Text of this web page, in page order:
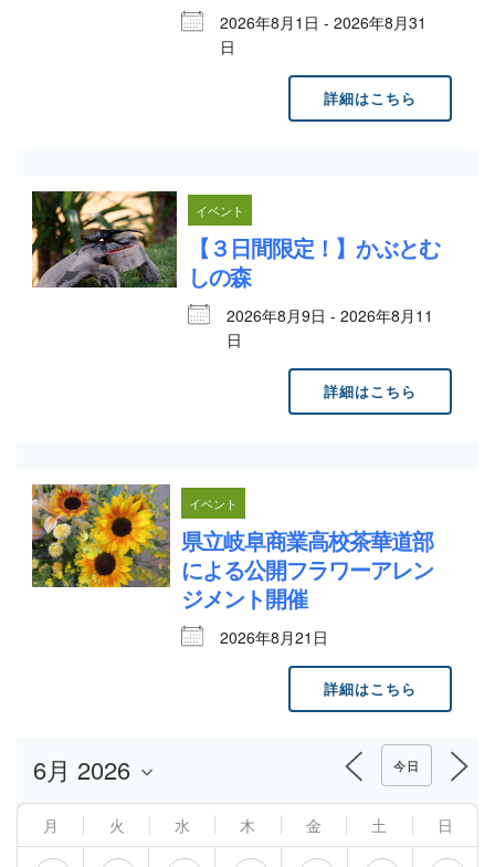
2026年8月1日 - 2026年8月31
日
詳細はこちら
イベント
【３日間限定！】かぶとむ
しの森
2026年8月9日 - 2026年8月11
日
詳細はこちら
イベント
県立岐阜商業高校茶華道部
による公開フラワーアレン
ジメント開催
2026年8月21日
詳細はこちら
今日
月 火 水 木 金 土 日